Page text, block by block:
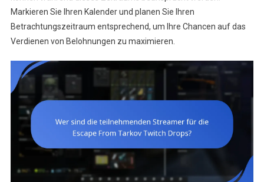
Markieren Sie Ihren Kalender und planen Sie Ihren
Betrachtungszeitraum entsprechend, um Ihre Chancen auf das
Verdienen von Belohnungen zu maximieren.